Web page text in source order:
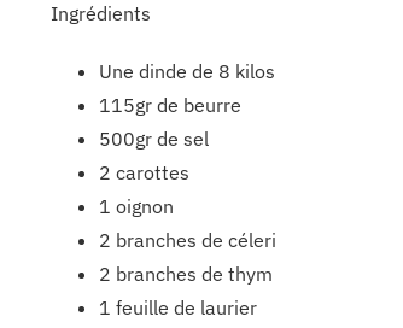
Ingrédients
Une dinde de 8 kilos
115gr de beurre
500gr de sel
2 carottes
1 oignon
2 branches de céleri
2 branches de thym
1 feuille de laurier